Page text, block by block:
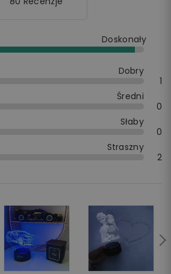
Doskonały
Dobry
1
Średni
0
Słaby
0
Straszny
2